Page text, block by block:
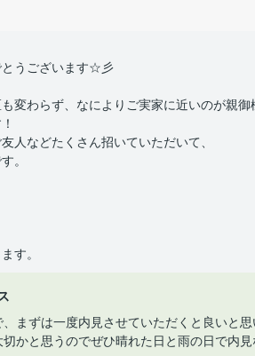
とうございます☆彡
変わらず、なによりご実家に近いのが親御
人などたくさん招いていただいて、
。
す。
まずは一度内見させていただくと良いと思
かと思うのでぜひ晴れた日と雨の日で内見